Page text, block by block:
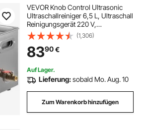
VEVOR Knob Control Ultrasonic
Ultraschallreiniger 6,5 L, Ultraschall
Reinigungsgerät 220 V,
Ultraschallreiniger mit Heizung,
Schmuckreiniger Ultraschall 40
kHz, Digitaler Ultraschallreiniger
300 W
(1,306)
8390€
Auf Lager.
Lieferung:sobald Mo. Aug. 10
Zum Warenkorb hinzufügen